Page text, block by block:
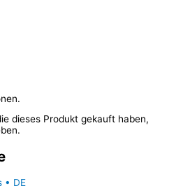
dieses Produkt gekauft haben,